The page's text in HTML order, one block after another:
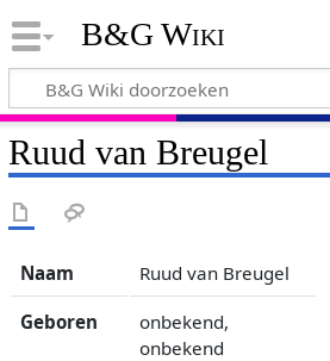
B&G Wiki
Ruud van Breugel
Naam Ruud van Breugel
Geboren
onbekend,
onbekend